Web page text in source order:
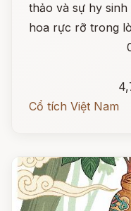
thảo và sự hy
hoa rực rỡ trong
Cổ tích Việt Nam